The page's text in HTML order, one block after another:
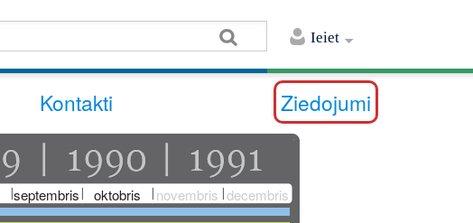
Ieiet
Kontakti Ziedojumi
septembris oktobris novembris decembris